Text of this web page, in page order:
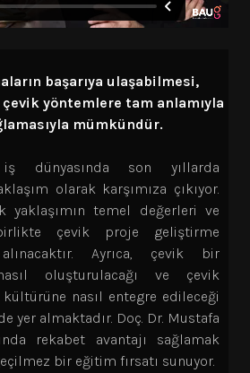
başarıya ulaşabilmesi,
yöntemlere tam anlamıyla
mümkündür.
dünyasında son yıllarda
olarak karşımıza çıkıyor.
yaklaşımın temel değerleri ve
çevik proje geliştirme
Ayrıca, çevik bir
oluşturulacağı ve çevik
nasıl entegre edileceği
yer almaktadır. Doç. Dr. Mustafa
rekabet avantajı sağlamak
bir eğitim fırsatı sunuyor.